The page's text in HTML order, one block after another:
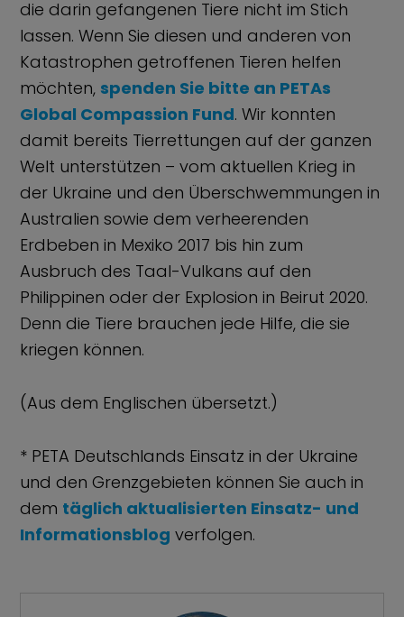
die darin gefangenen Tiere nicht im Stich
lassen. Wenn Sie diesen und anderen von
Katastrophen getroffenen Tieren helfen
möchten, spenden Sie bitte an PETAs
Global Compassion Fund. Wir konnten
damit bereits Tierrettungen auf der ganzen
Welt unterstützen – vom aktuellen Krieg in
der Ukraine und den Überschwemmungen in
Australien sowie dem verheerenden
Erdbeben in Mexiko 2017 bis hin zum
Ausbruch des Taal-Vulkans auf den
Philippinen oder der Explosion in Beirut 2020.
Denn die Tiere brauchen jede Hilfe, die sie
kriegen können.
(Aus dem Englischen übersetzt.)
* PETA Deutschlands Einsatz in der Ukraine
und den Grenzgebieten können Sie auch in
dem täglich aktualisierten Einsatz- und
Informationsblog verfolgen.